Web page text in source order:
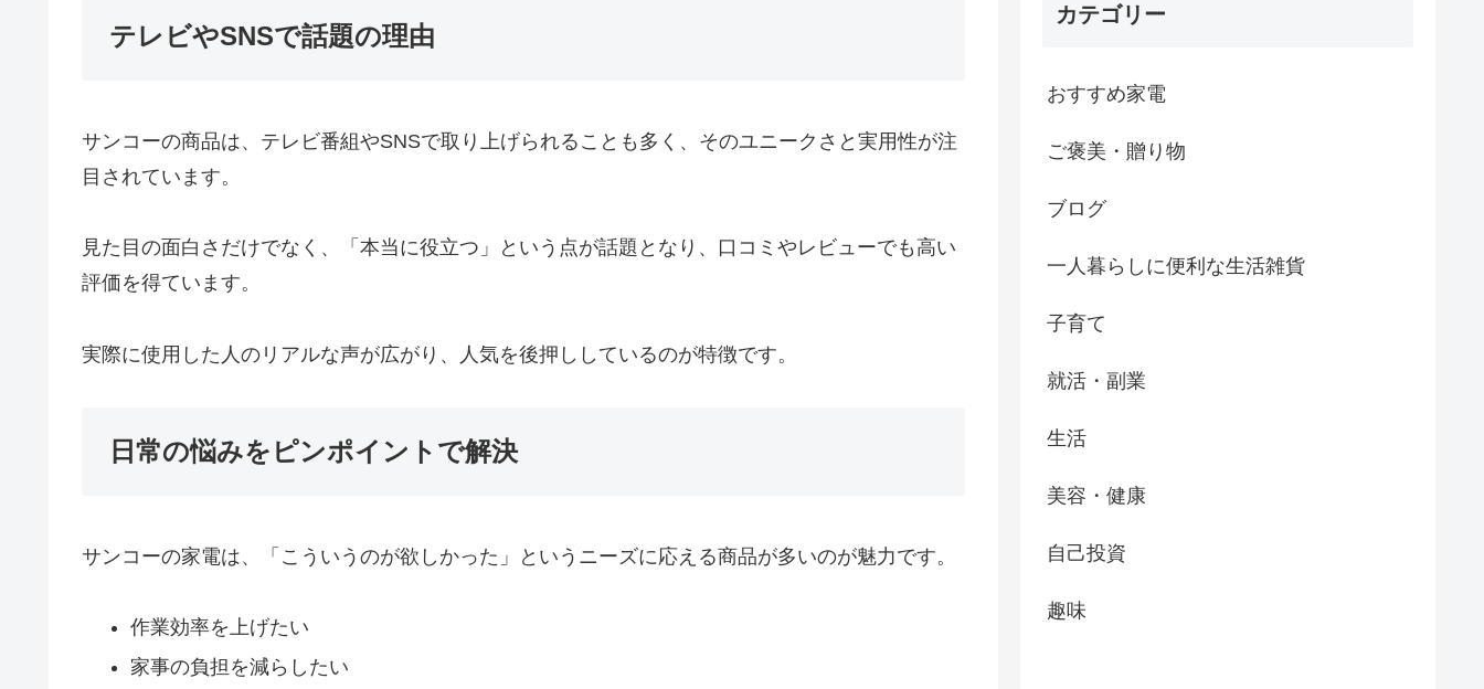
テレビやSNSで話題の理由
サンコーの商品は、テレビ番組やSNSで取り上げられることも多く、そのユニークさと実用性が注
目されています。
見た目の面白さだけでなく、「本当に役立つ」という点が話題となり、口コミやレビューでも高い
評価を得ています。
実際に使用した人のリアルな声が広がり、人気を後押ししているのが特徴です。
日常の悩みをピンポイントで解決
サンコーの家電は、「こういうのが欲しかった」というニーズに応える商品が多いのが魅力です。
作業効率を上げたい
家事の負担を減らしたい
カテゴリー
おすすめ家電
ご褒美・贈り物
ブログ
一人暮らしに便利な生活雑貨
子育て
就活・副業
生活
美容・健康
自己投資
趣味